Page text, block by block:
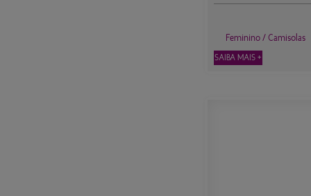
Feminino / Camisolas
SAIBA MAIS +